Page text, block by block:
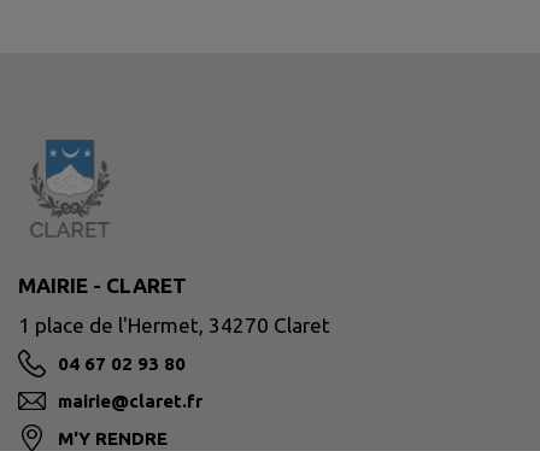
MAIRIE - CLARET
1 place de l'Hermet, 34270 Claret
04 67 02 93 80
mairie@claret.fr
M'Y RENDRE